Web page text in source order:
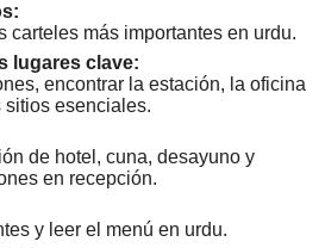
carteles más importantes en urdu.
lugares clave:
encontrar la estación, la oficina
sitios esenciales.
de hotel, cuna, desayuno y
en recepción.
y leer el menú en urdu.